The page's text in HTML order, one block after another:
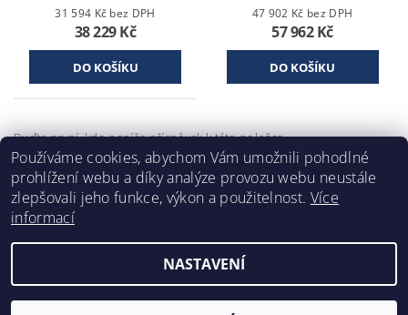
31 594 Kč bez DPH
38 229 Kč
47 902 Kč bez DPH
57 962 Kč
Buďte první, kdo napíše příspěvek k této položce.
Přidat komentář
2026 ©Klimafil, všechna práva vyhrazena
Používáme cookies, abychom Vám umožnili pohodlné
prohlížení webu a díky analýze provozu webu neustále
zlepšovali jeho funkce, výkon a použitelnost. Více
informací
NASTAVENÍ